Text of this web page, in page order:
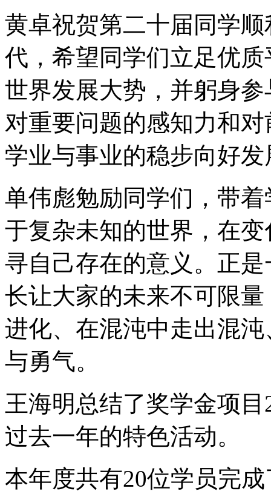
黄卓祝贺第二十届同学
代，希望同学们立足优
世界发展大势，并躬身
对重要问题的感知力和
学业与事业的稳步向好发
单伟彪勉励同学们，带
于复杂未知的世界，在
寻自己存在的意义。正
长让大家的未来不可限
进化、在混沌中走出混
与勇气。
王海明总结了奖学金项
过去一年的特色活动。
本年度共有20位学员完